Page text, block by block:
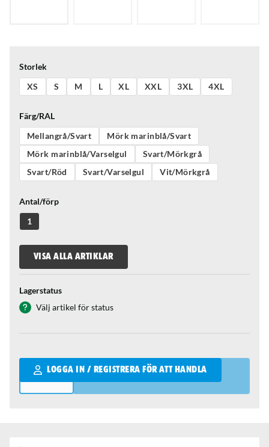
Storlek
XS
S M L XL XXL 3XL 4XL
Färg/RAL
Mellangrå/Svart
Mörk marinblå/Svart
Mörk marinblå/Varselgul
Svart/Mörkgrå
Svart/Röd
Svart/Varselgul Vit/Mörkgrå
Antal/förp
1
VISA ALLA ARTIKLAR
Lagerstatus
Välj artikel för status
LOGGA IN / REGISTRERA FÖR ATT HANDLA
Qantity